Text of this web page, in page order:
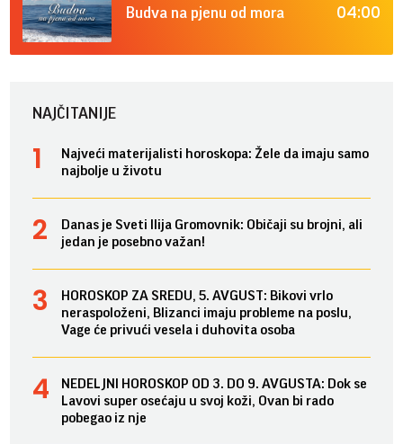
Budva na pjenu od mora 04:00
NAJČITANIJE
Najveći materijalisti horoskopa: Žele da imaju samo
najbolje u životu
Danas je Sveti Ilija Gromovnik: Običaji su brojni, ali
jedan je posebno važan!
HOROSKOP ZA SREDU, 5. AVGUST: Bikovi vrlo
neraspoloženi, Blizanci imaju probleme na poslu,
Vage će privući vesela i duhovita osoba
NEDELJNI HOROSKOP OD 3. DO 9. AVGUSTA: Dok se
Lavovi super osećaju u svoj koži, Ovan bi rado
pobegao iz nje